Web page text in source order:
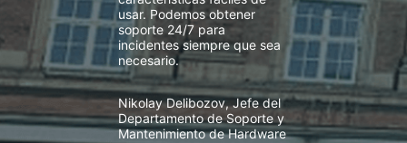
usar. Podemos obtener
soporte 24/7 para
incidentes siempre que sea
necesario.
Nikolay Delibozov, Jefe del
Departamento de Soporte y
Mantenimiento de Hardware